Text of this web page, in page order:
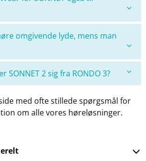
omgivende lyde, mens man
SONNET 2 sig fra RONDO 3?
med ofte stillede spørgsmål for
om alle vores høreløsninger.